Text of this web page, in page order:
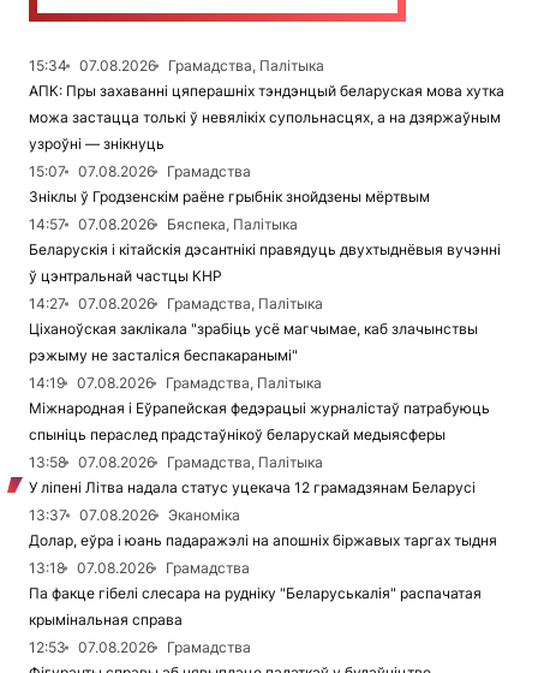
15:34 07.08.2026
Грамадства, Палітыка
АПК: Пры захаванні цяперашніх тэндэнцый беларуская мова хутка
можа застацца толькі ў невялікіх супольнасцях, а на дзяржаўным
узроўні — знікнуць
15:07
07.08.2026
Грамадства
Зніклы ў Гродзенскім раёне грыбнік знойдзены мёртвым
14:57
07.08.2026
Бяспека, Палітыка
Беларускія і кітайскія дэсантнікі правядуць двухтыднёвыя вучэнні
ў цэнтральнай частцы КНР
14:27
07.08.2026
Грамадства, Палітыка
Ціханоўская заклікала "зрабіць усё магчымае, каб злачынствы
рэжыму не засталіся беспакаранымі"
14:19
07.08.2026
Грамадства, Палітыка
Міжнародная і Еўрапейская федэрацыі журналістаў патрабуюць
спыніць пераслед прадстаўнікоў беларускай медыясферы
13:58
07.08.2026
Грамадства, Палітыка
У ліпені Літва надала статус уцекача 12 грамадзянам Беларусі
13:37
07.08.2026
Эканоміка
Долар, еўра і юань падаражэлі на апошніх біржавых таргах тыдня
13:18
07.08.2026
Грамадства
Па факце гібелі слесара на рудніку "Беларуськалія" распачатая
крымінальная справа
12:53
07.08.2026
Грамадства